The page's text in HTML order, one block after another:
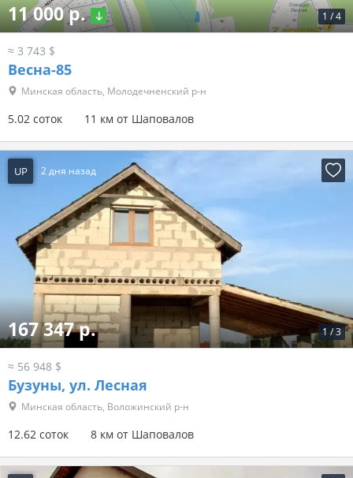
1 /4
11 000 р.
≈ 3 743 $
Весна-85
Минская область, Молодечненский р-н
5.02 соток 11 км от Шаповалов
UP 2 дня назад
1 /3
167 347 р.
≈ 56 948 $
Бузуны, ул. Лесная
Минская область, Воложинский р-н
12.62 соток 8 км от Шаповалов